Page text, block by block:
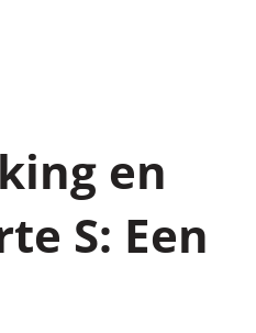
en
S: Een